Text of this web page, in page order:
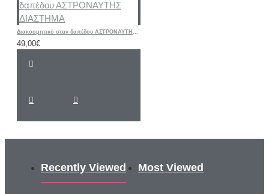
Διακοσμητικό σταν δαπέδου ΑΣΤΡΟΝΑΥΤΗΣ ΔΙΑΣΤΗΜΑ
49,00€
Recently Viewed Most Viewed